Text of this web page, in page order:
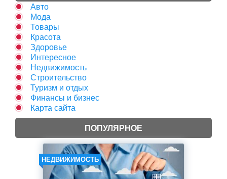
Авто
Мода
Товары
Красота
Здоровье
Интересное
Недвижимость
Строительство
Туризм и отдых
Финансы и бизнес
Карта сайта
ПОПУЛЯРНОЕ
НЕДВИЖИМОСТЬ